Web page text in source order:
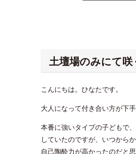
土壇場のみにて咲
こんにちは。ひなたです。
大人になって付き合い方が下
本番に強いタイプの子どもで
していたのですが、いつから
自己陶酔力が高かったのだと